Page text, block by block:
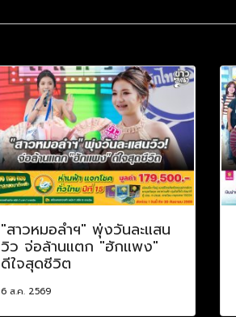
"สาวหมอลำฯ" พุ่งวันละแสน
วิว จ่อล้านแตก "ฮักแพง"
ดีใจสุดชีวิต
6 ส.ค. 2569